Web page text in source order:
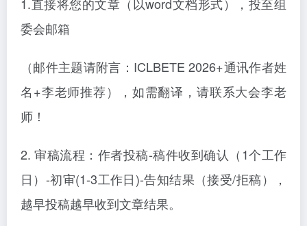
委会邮箱
（邮件主题请附言：ICLBETE 2026+通讯作者姓
名+李老师推荐），如需翻译，请联系大会李老
师！
2.审稿流程：作者投稿-稿件收到确认（1个工作
日）-初审(1-3工作日)-告知结果（接受/拒稿），
越早投稿越早收到文章结果。